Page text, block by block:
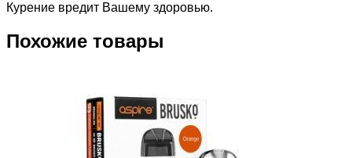
Курение вредит Вашему здоровью.
Похожие товары